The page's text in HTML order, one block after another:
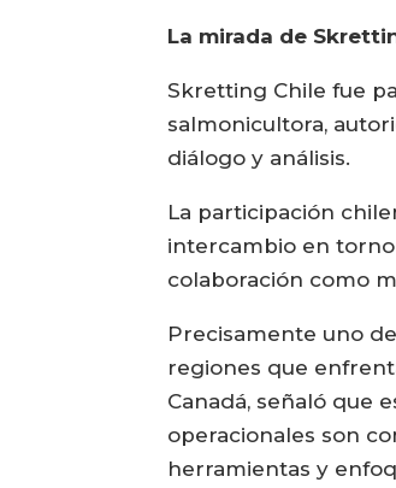
La mirada de
Skretting Chile fue
salmonicultora,
diálogo y análisis.
La participación
intercambio en torno
colaboración como
Precisamente uno
regiones que
Canadá, señaló que
operacionales son
herramientas y